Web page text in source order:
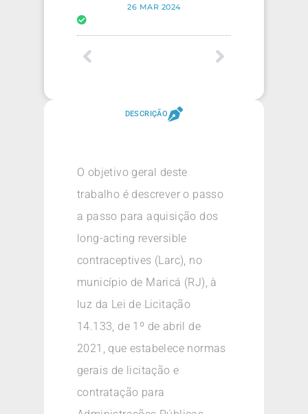
26 MAR 2024
DESCRIÇÃO
O objetivo geral deste
trabalho é descrever o passo
a passo para aquisição dos
long-acting reversible
contraceptives (Larc), no
município de Maricá (RJ), à
luz da Lei de Licitação
14.133, de 1º de abril de
2021, que estabelece normas
gerais de licitação e
contratação para